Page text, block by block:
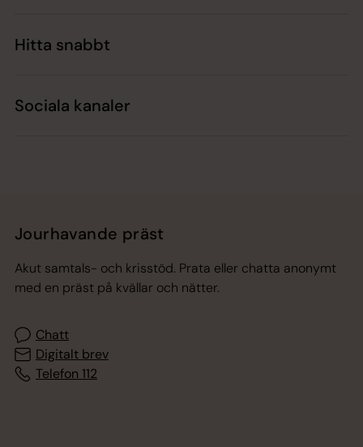
Hitta snabbt
Sociala kanaler
Jourhavande präst
Akut samtals- och krisstöd. Prata eller chatta anonymt
med en präst på kvällar och nätter.
Chatt
Digitalt brev
Telefon 112